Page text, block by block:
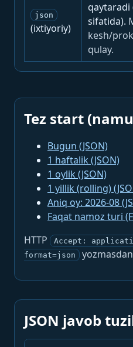
json
(ixtiyoriy)
qaytaradi
sifatida).
kesh/
qulay.
Tez start
Bugun (JSON)
1 haftalik (JSON)
1 oylik (JSON)
1 yillik (rolling)
Aniq oy: 2026-08
Faqat namoz turi
HTTP
Accept:
format=json
JSON javob